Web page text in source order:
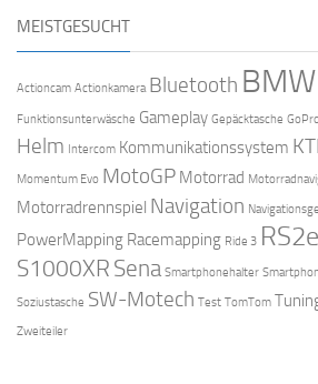
MEISTGESUCHT
Actioncam Actionkamera Bluetooth BMW
Funktionsunterwäsche Gameplay Gepäcktasche
Helm Intercom Kommunikationssystem
Momentum Evo MotoGP Motorrad
Motorradrennspiel Navigation
PowerMapping Racemapping Ride 3 RS2e
S1000XR Sena Smartphonehalter
Soziustasche SW-Motech Test TomTom
Zweiteiler